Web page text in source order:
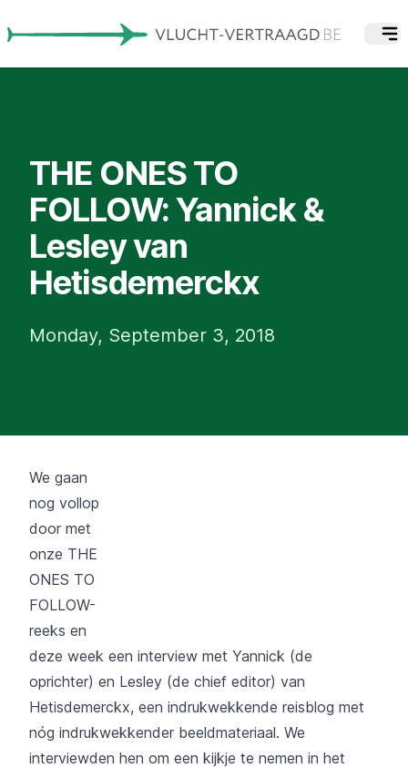
THE ONES TO
FOLLOW: Yannick &
Lesley van
Hetisdemerckx
Monday, September 3, 2018
We gaan
nog vollop
door met
onze THE
ONES TO
FOLLOW-
reeks en
deze week een interview met Yannick (de
oprichter) en Lesley (de chief editor) van
Hetisdemerckx, een indrukwekkende reisblog met
nóg indrukwekkender beeldmateriaal. We
interviewden hen om een kijkje te nemen in het